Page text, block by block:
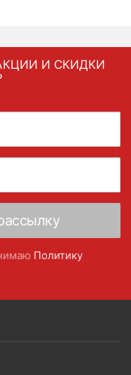
И СКИДКИ
Политику